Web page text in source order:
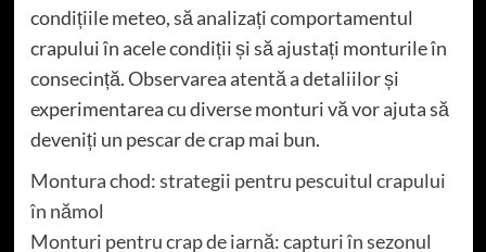
condițiile meteo, să analizați comportamentul
crapului în acele condiții și să ajustați monturile în
consecință. Observarea atentă a detaliilor și
experimentarea cu diverse monturi vă vor ajuta să
deveniți un pescar de crap mai bun.
Montura chod: strategii pentru pescuitul crapului
în nămol
Monturi pentru crap de iarnă: capturi în sezonul